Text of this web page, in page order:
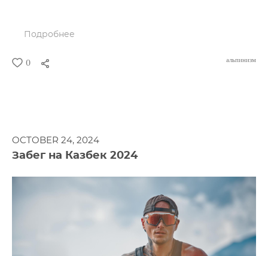
Подробнее
0 альпинизм
OCTOBER 24, 2024
Забег на Казбек 2024